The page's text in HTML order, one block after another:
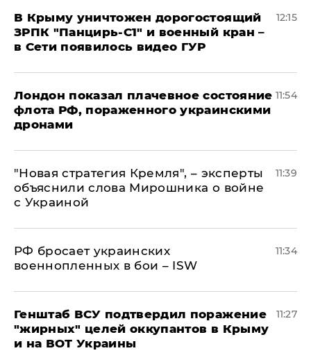
В Крыму уничтожен дорогостоящий
ЗРПК "Панцирь-С1" и военный кран –
в Сети появилось видео ГУР
12:15
Лондон показал плачевное состояние
флота РФ, пораженного украинскими
дронами
11:54
"Новая стратегия Кремля", – эксперты
объяснили слова Мирошника о войне
с Украиной
11:39
РФ бросает украинских
военнопленных в бои – ISW
11:34
Генштаб ВСУ подтвердил поражение
"жирных" целей оккупантов в Крыму
и на ВОТ Украины
11:27